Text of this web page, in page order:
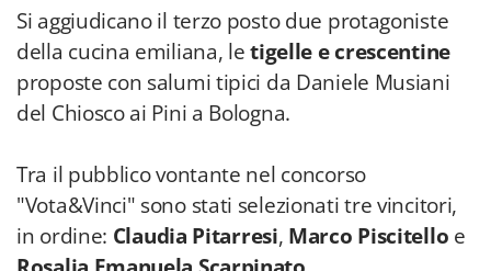
Si aggiudicano il terzo posto due protagoniste
della cucina emiliana, letigelle e crescentine
proposte con salumi tipici da Daniele Musiani
del Chiosco ai Pini a Bologna.
Tra il pubblico vontante nel concorso
"Vota&Vinci" sono stati selezionati tre vincitori,
in ordine: Claudia Pitarresi, Marco Piscitello e